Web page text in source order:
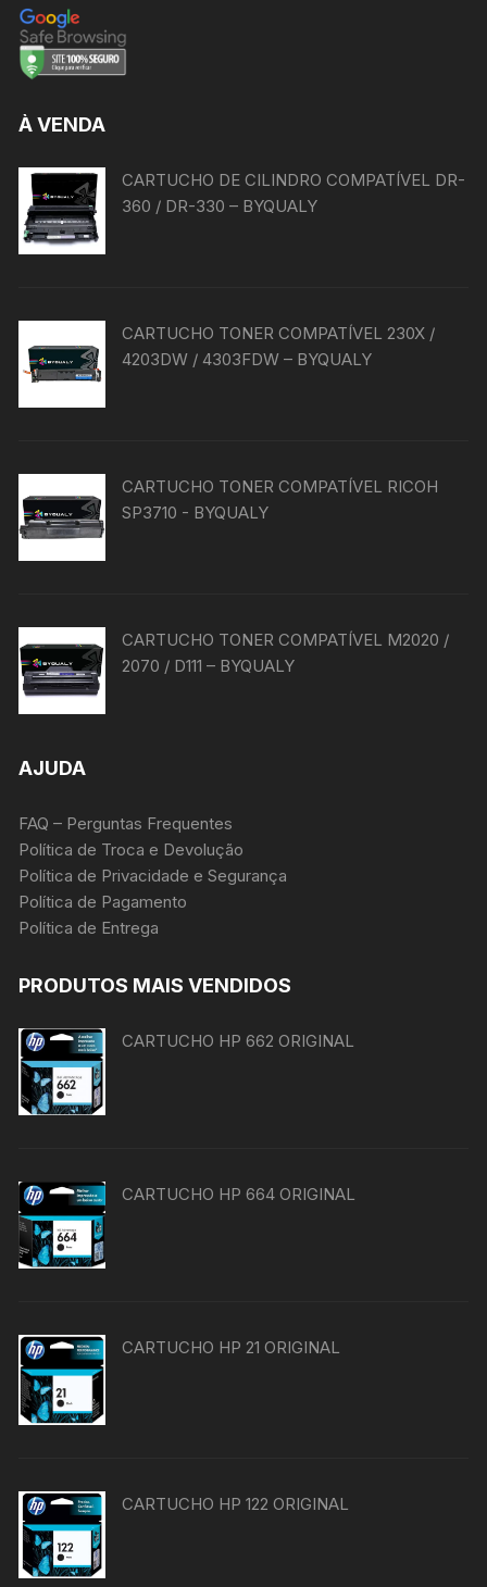
À VENDA
CARTUCHO DE CILINDRO COMPATÍVEL DR-
360 / DR-330 – BYQUALY
CARTUCHO TONER COMPATÍVEL 230X /
4203DW / 4303FDW – BYQUALY
CARTUCHO TONER COMPATÍVEL RICOH
SP3710 - BYQUALY
CARTUCHO TONER COMPATÍVEL M2020 /
2070 / D111 – BYQUALY
AJUDA
FAQ – Perguntas Frequentes
Política de Troca e Devolução
Política de Privacidade e Segurança
Política de Pagamento
Política de Entrega
PRODUTOS MAIS VENDIDOS
CARTUCHO HP 662 ORIGINAL
CARTUCHO HP 664 ORIGINAL
CARTUCHO HP 21 ORIGINAL
CARTUCHO HP 122 ORIGINAL